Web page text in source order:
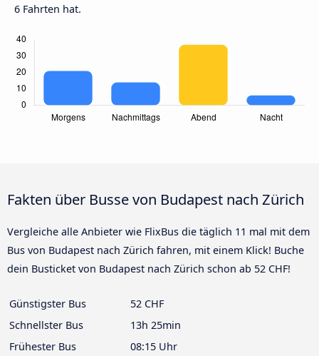
6 Fahrten hat.
Fakten über Busse von Budapest nach Zürich
Vergleiche alle Anbieter wie FlixBus die täglich 11 mal mit dem
Bus von Budapest nach Zürich fahren, mit einem Klick! Buche
dein Busticket von Budapest nach Zürich schon ab 52 CHF!
Günstigster Bus
52 CHF
Schnellster Bus
13h 25min
Frühester Bus
08:15 Uhr